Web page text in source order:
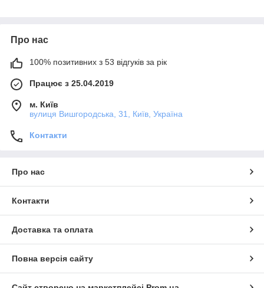
Про нас
100% позитивних з 53 відгуків за рік
Працює з 25.04.2019
м. Київ
вулиця Вишгородська, 31, Київ, Україна
Контакти
Про нас
Контакти
Доставка та оплата
Повна версія сайту